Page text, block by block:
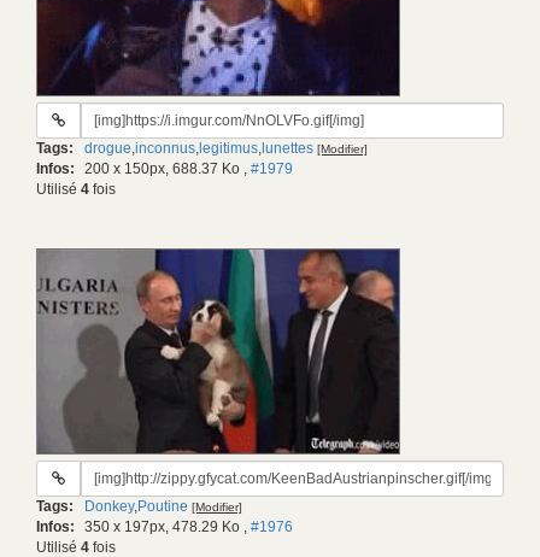
URL
gif:
Tags: drogue,inconnus, legitimus, lunettes [Modifier]
Infos: 200 x 150px, 688.37 Ko , #1979
Utilisé 4 fois
URL
gif:
Tags: Donkey,Poutine [Modifier]
Infos: 350 x 197px, 478.29 Ko , #1976
Utilisé 4 fois